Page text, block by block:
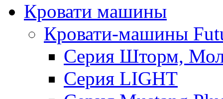
Кровати машины
Кровати-машины
Серия Шторм,
Серия LIGHT